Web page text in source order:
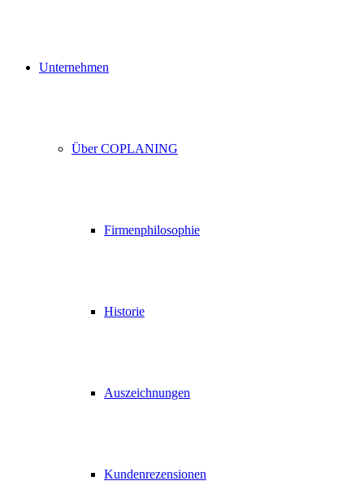
Unternehmen
Über COPLANING
Firmenphilosophie
Historie
Auszeichnungen
Kundenrezensionen